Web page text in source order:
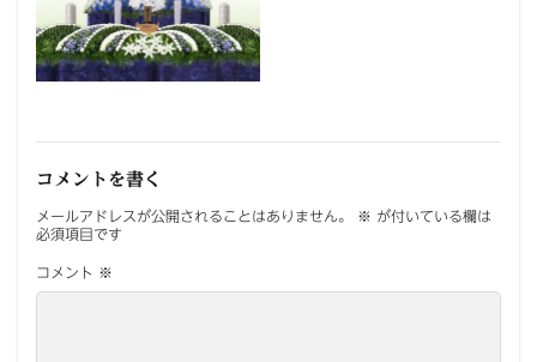
コメントを書く
メールアドレスが公開されることはありません。 ※ が付いている欄は
必須項目です
コメント ※